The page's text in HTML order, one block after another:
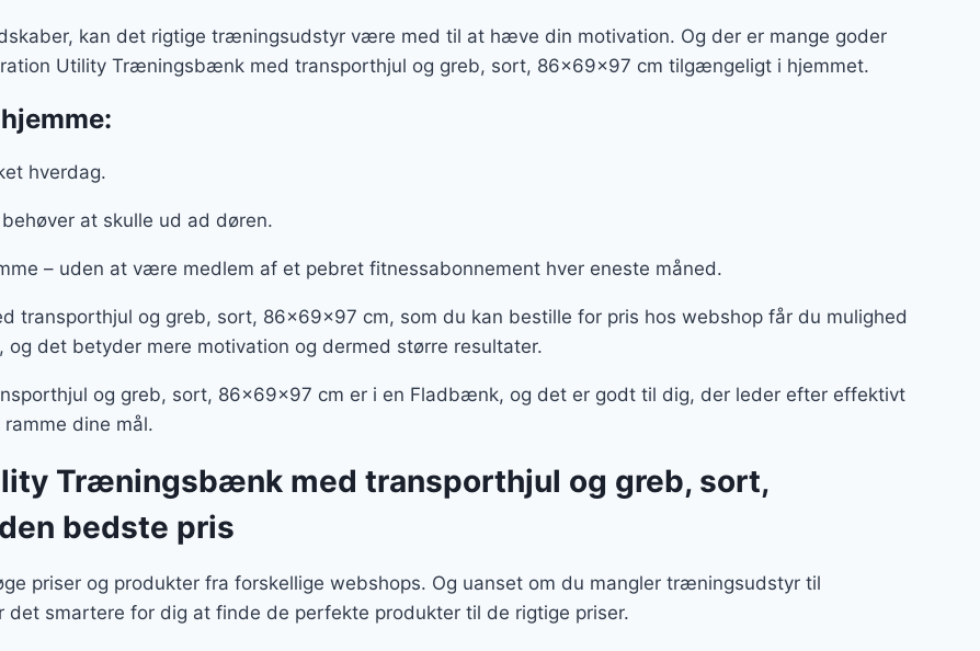
kan det rigtige træningsudstyr være med til at hæve din motivation. Og der er mange goder
Utility Træningsbænk med transporthjul og greb, sort, 86x69x97 cm tilgængeligt i hjemmet.
hverdag.
at skulle ud ad døren.
– uden at være medlem af et pebret fitnessabonnement hver eneste måned.
transporthjul og greb, sort, 86x69x97 cm, som du kan bestille for pris hos webshop får du mulighed
det betyder mere motivation og dermed større resultater.
og greb, sort, 86x69x97 cm er i en Fladbænk, og det er godt til dig, der leder efter effektivt
dine mål.
Træningsbænk med transporthjul og greb, sort,
bedste pris
priser og produkter fra forskellige webshops. Og uanset om du mangler træningsudstyr til
smartere for dig at finde de perfekte produkter til de rigtige priser.